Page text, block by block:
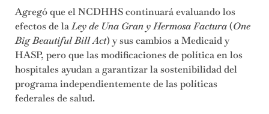
Agregó que el NCDHHS continuará evaluando los
efectos de laLey de Una Gran y Hermosa Factura(One
Big Beautiful Bill Act) y sus cambios a Medicaid y
HASP, pero que las modificaciones de política en los
hospitales ayudan a garantizar la sostenibilidad del
programa independientemente de las políticas
federales de salud.